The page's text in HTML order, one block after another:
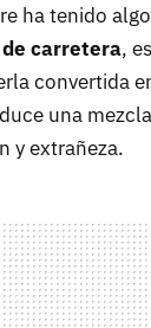
ha tenido
carretera,
convertida
una
y extrañeza.